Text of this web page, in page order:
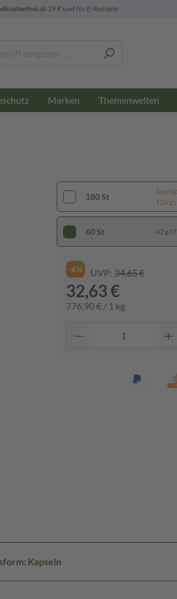
ab 29 € und für E-Rezepte
Marken Themenwelten
180 St
126 g
60 St 42 g
-6% UVP: 34,65 €
32,63 €
776,90 € / 1 kg
Kapseln